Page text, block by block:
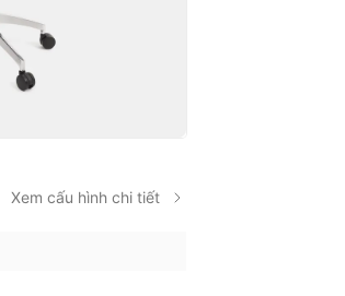
Xem cấu hình chi tiết